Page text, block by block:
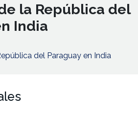
la República del
India
del Paraguay en India